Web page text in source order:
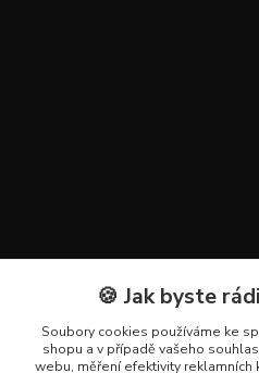
Kontakty
+420 602 223 614
🍪 Jak byste
Soubory cookies používáme ke
shopu a v případě vašeho
webu, měření efektivity reklamních